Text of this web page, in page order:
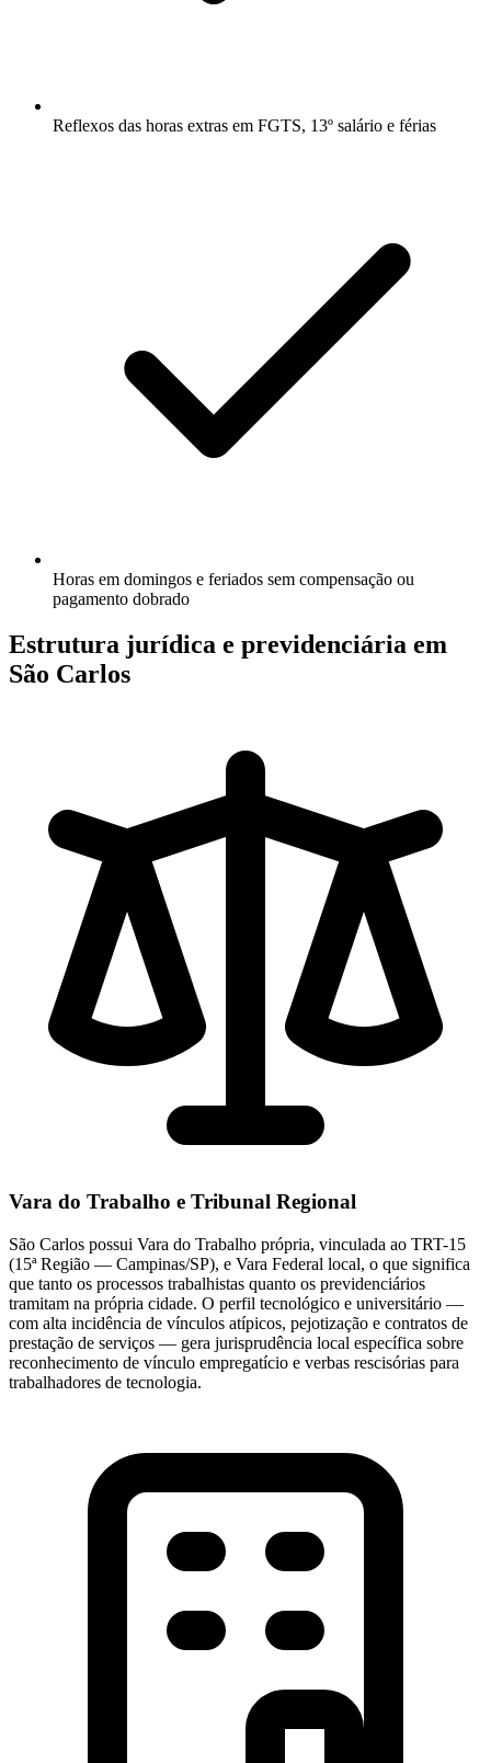
Reflexos das horas extras em FGTS, 13º salário e férias
Horas em domingos e feriados sem compensação ou
pagamento dobrado
Estrutura jurídica e previdenciária em
São Carlos
Vara do Trabalho e Tribunal Regional
São Carlos possui Vara do Trabalho própria, vinculada ao TRT-15
(15ª Região — Campinas/SP), e Vara Federal local, o que significa
que tanto os processos trabalhistas quanto os previdenciários
tramitam na própria cidade. O perfil tecnológico e universitário —
com alta incidência de vínculos atípicos, pejotização e contratos de
prestação de serviços — gera jurisprudência local específica sobre
reconhecimento de vínculo empregatício e verbas rescisórias para
trabalhadores de tecnologia.